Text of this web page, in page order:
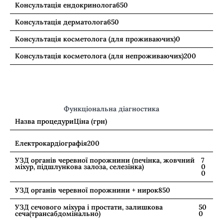
Консультація ендокринолога650
Консультація дерматолога650
Консультація косметолога (для проживаючих)0
Консультація косметолога (для непроживаючих)200
Функціональна діагностика
Назва процедуриЦіна (грн)
Електрокардіографія200
УЗД органів черевної порожнини (печінка, жовчний
міхур, підшлункова залоза, селезінка)
7
0
0
УЗД органів черевної порожнини + нирок850
УЗД сечового міхура і простати, залишкова
сеча(трансабдомінально)
50
0